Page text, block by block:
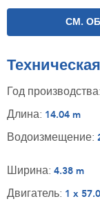
СМ.
Год производства:
Длина: 14.04 m
Водоизмещение:
Ширина: 4.38 m
Двигатель: 1 x